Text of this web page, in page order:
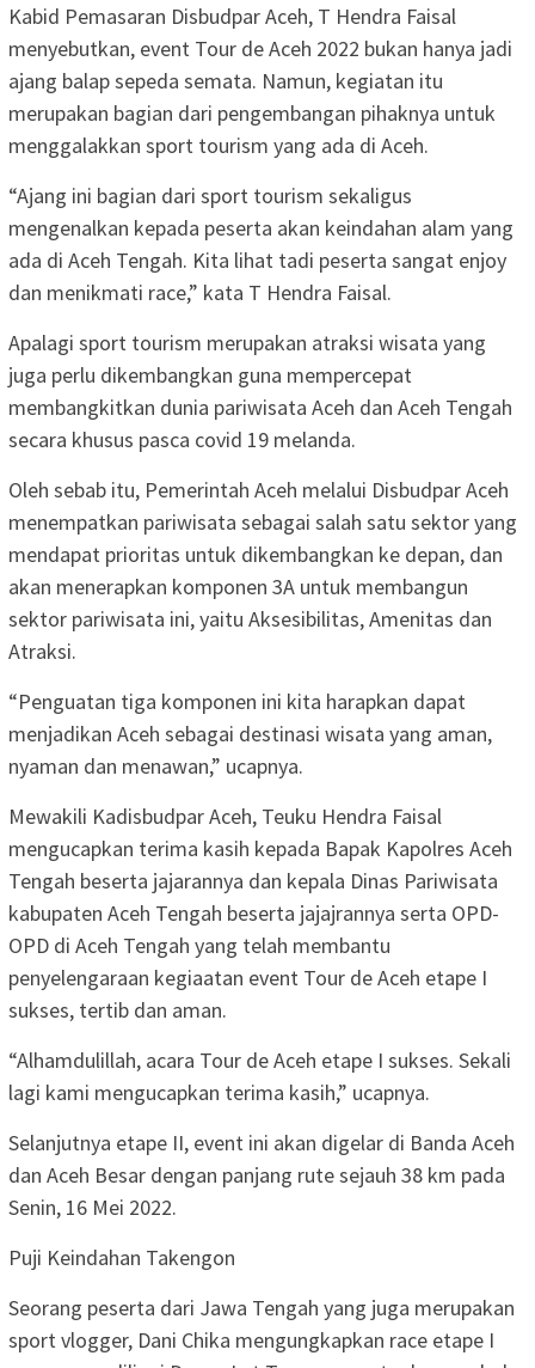
Kabid Pemasaran Disbudpar Aceh, T Hendra Faisal
menyebutkan, event Tour de Aceh 2022 bukan hanya jadi
ajang balap sepeda semata. Namun, kegiatan itu
merupakan bagian dari pengembangan pihaknya untuk
menggalakkan sport tourism yang ada di Aceh.
“Ajang ini bagian dari sport tourism sekaligus
mengenalkan kepada peserta akan keindahan alam yang
ada di Aceh Tengah. Kita lihat tadi peserta sangat enjoy
dan menikmati race,” kata T Hendra Faisal.
Apalagi sport tourism merupakan atraksi wisata yang
juga perlu dikembangkan guna mempercepat
membangkitkan dunia pariwisata Aceh dan Aceh Tengah
secara khusus pasca covid 19 melanda.
Oleh sebab itu, Pemerintah Aceh melalui Disbudpar Aceh
menempatkan pariwisata sebagai salah satu sektor yang
mendapat prioritas untuk dikembangkan ke depan, dan
akan menerapkan komponen 3A untuk membangun
sektor pariwisata ini, yaitu Aksesibilitas, Amenitas dan
Atraksi.
“Penguatan tiga komponen ini kita harapkan dapat
menjadikan Aceh sebagai destinasi wisata yang aman,
nyaman dan menawan,” ucapnya.
Mewakili Kadisbudpar Aceh, Teuku Hendra Faisal
mengucapkan terima kasih kepada Bapak Kapolres Aceh
Tengah beserta jajarannya dan kepala Dinas Pariwisata
kabupaten Aceh Tengah beserta jajajrannya serta OPD-
OPD di Aceh Tengah yang telah membantu
penyelengaraan kegiaatan event Tour de Aceh etape I
sukses, tertib dan aman.
“Alhamdulillah, acara Tour de Aceh etape I sukses. Sekali
lagi kami mengucapkan terima kasih,” ucapnya.
Selanjutnya etape II, event ini akan digelar di Banda Aceh
dan Aceh Besar dengan panjang rute sejauh 38 km pada
Senin, 16 Mei 2022.
Puji Keindahan Takengon
Seorang peserta dari Jawa Tengah yang juga merupakan
sport vlogger, Dani Chika mengungkapkan race etape I